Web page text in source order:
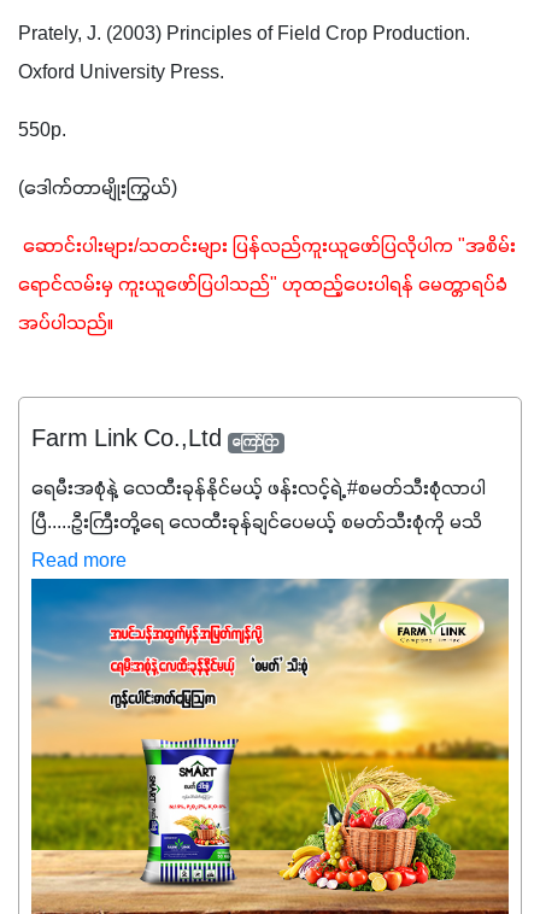
Prately, J. (2003) Principles of Field Crop Production.
Oxford University Press.
550p.
(ဒေါက်တာမျိုးကြွယ်)
ဆောင်းပါးများ/သတင်းများ ပြန်လည်ကူးယူဖော်ပြလိုပါက "အစိမ်း
ရောင်လမ်းမှ ကူးယူဖော်ပြပါသည်" ဟုထည့်ပေးပါရန် မေတ္တာရပ်ခံ
အပ်ပါသည်။
Farm Link Co.,Ltd ကြော်ငြာ
ရေမီးအစုံနဲ့ လေထီးခုန်နိုင်မယ့် ဖန်းလင့်ရဲ့ #စမတ်သီးစုံလာပါ
ပြီ.....ဦးကြီးတို့ရေ ‌လေထီးခုန်ချင်ပေမယ့် စမတ်သီးစုံကို မသိ
သေးရင်တော့ ဒီစာလေးကို ဆက်ဖတ်‌ပေးပါ #စမတ်သီးစုံဆိုတာ
အပင်တိုင်းအတွက် အဓိကအာဟာရNPK (19:7:8)နဲ့ #ဟူးမစ်
အက်စစ်တို့ အချိုးကျ ပေါင်းစပ်ထားတဲ့ ကွန်ပေါင်း
ဓာတ်မြေဩဇာဖြစ်ပါတယ်။ အဓိကအကျိုးကျေးဇူးတွေအနေနဲ့
ကတော့ နိုက်ထရိုဂျင် 19%ပါဝင်တဲ့အတွက် ကလိုရိုဖီးလ်ဖွဲ့စည်း
မှုကို အားပေးကာ သီးနှံပင်များ၏အရွက်များစိမ်းလန်းသန်စွမ်း
ပြီး အစာချက်လုပ်မှုအားကောင်းစေပါတယ်။ အပင်၏ပင်ပိုင်း
ကြီးထွားမှုကို တိုးမြင့်စေကာ အပင်သန်၍ အကြီးမြန်စေပါတယ်။
သင့်တော်တဲ့ Phosphorus 7%ပါဝင်မှုကြောင့် အပင်ရဲ့ အမြစ်
ဖွဲ့စည်းတည်ဆောက်မှုကို ပို၍သန်မာလာအောင် အားပေးပါ
တယ်။ ဒါ့အပြင် ပန်းပွင့်ခြင်း၊အသီးသီးခြင်း၊အစေ့တည်ခြင်း
Read more